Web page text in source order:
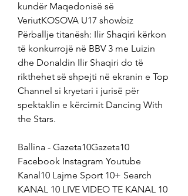
kundër Maqedonisë së
VeriutKOSOVA U17 showbiz
Përballje titanësh: Ilir Shaqiri kërkon
të konkurrojë në BBV 3 me Luizin
dhe Donaldin Ilir Shaqiri do të
rikthehet së shpejti në ekranin e Top
Channel si kryetari i jurisë për
spektaklin e kërcimit Dancing With
the Stars.
Ballina - Gazeta10Gazeta10
Facebook Instagram Youtube
Kanal10 Lajme Sport 10+ Search
KANAL 10 LIVE VIDEO TE KANAL 10